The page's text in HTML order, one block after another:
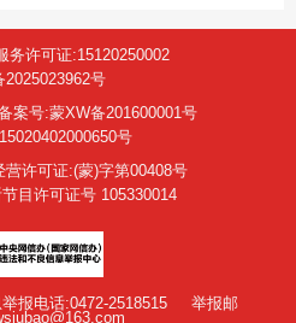
务许可证:15120250002
2025023962号
案号:蒙XW备201600001号
号
营许可证:(蒙)字第00408号
目许可证号 105330014
报电话:0472-2518515
举报邮